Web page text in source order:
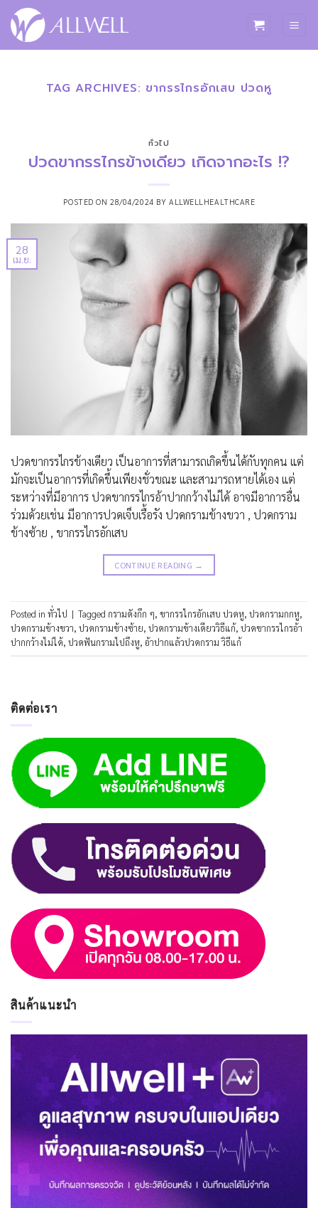
ข้าม
ไป
TAG ARCHIVES: ขากรรไกรอักเสบ ปวดหู
ทั่วไป
ปวดขากรรไกรข้างเดียว เกิดจากอะไร !?
POSTED ON28/04/2024 BY ALLWELLHEALTHCARE
28
เม.ย.
ปวดขากรรไกรข้างเดียว เป็นอาการที่สามารถเกิดขึ้นได้กับทุกคน แต่
มักจะเป็นอาการที่เกิดขึ้นเพียงชั่วขณะ และสามารถหายได้เอง แต่
ระหว่างที่มีอาการ ปวดขากรรไกรอ้าปากกว้างไม่ได้ อาจมีอาการอื่น
ร่วมด้วยเช่น มีอาการปวดเจ็บเรื้อรัง ปวดกรามข้างขวา , ปวดกราม
ข้างซ้าย , ขากรรไกรอักเสบ
CONTINUE READING →
Posted in ทั่วไป | Tagged กรามดังกึก ๆ, ขากรรไกรอักเสบ ปวดหู, ปวดกรามกกหู,
ปวดกรามข้างขวา, ปวดกรามข้างซ้าย, ปวดกรามข้างเดียววิธีแก้, ปวดขากรรไกรอ้า
ปากกว้างไม่ได้, ปวดฟันกรามไปถึงหู, อ้าปากแล้วปวดกราม วิธีแก้
ติดต่อเรา
สินค้าแนะนำ